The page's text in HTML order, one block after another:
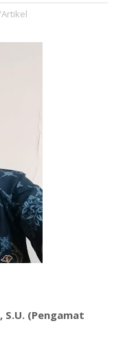
S.U. (Pengamat